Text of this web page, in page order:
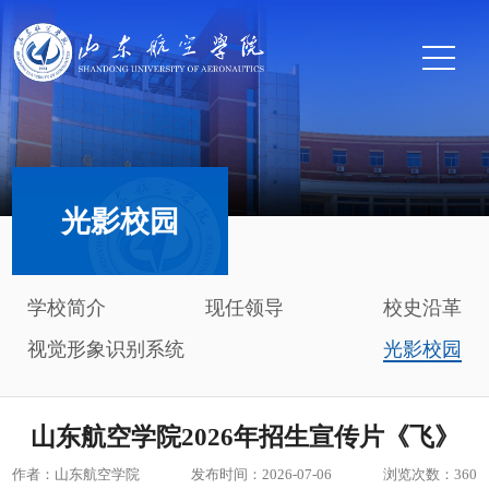
光影校园
学校简介 现任领导
校史沿革
视觉形象识别系统
光影校园
山东航空学院2026年招生宣传片《飞》
作者：山东航空学院 发布时间：2026-07-06 浏览次数： 360